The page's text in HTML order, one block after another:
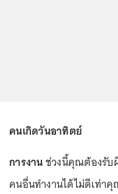
คนเกิดวันอาทิตย์
การงานช่วงนี้คุณต้องรับ
คนอื่นทำงานได้ไม่ดีเท่า